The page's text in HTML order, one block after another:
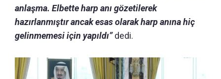
anlaşma. Elbette harp anı gözetilerek
hazırlanmıştır ancak esas olarak harp anına hiç
gelinmemesi için yapıldı”dedi.